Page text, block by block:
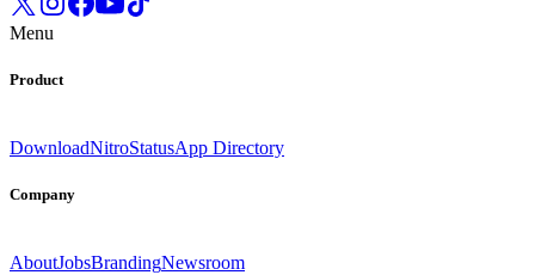
Menu
Product
DownloadNitroStatusApp Directory
Company
AboutJobsBrandingNewsroom